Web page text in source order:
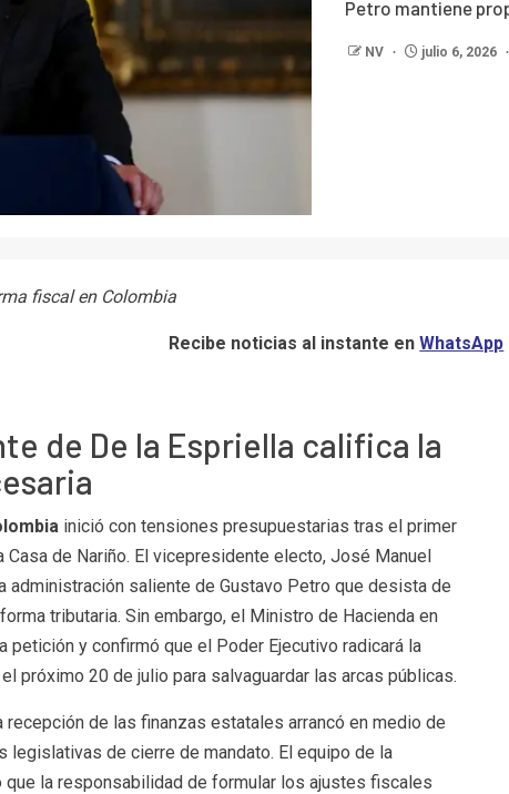
Petro mantiene
NV julio 6, 2026
fiscal en Colombia
Recibe noticias al instante enWhatsApp
de De la Espriella califica la
inició con tensiones presupuestarias tras el primer
de Nariño. El vicepresidente electo, José Manuel
administración saliente de Gustavo Petro que desista de
tributaria. Sin embargo, el Ministro de Hacienda en
petición y confirmó que el Poder Ejecutivo radicará la
próximo 20 de julio para salvaguardar las arcas públicas.
de las finanzas estatales arrancó en medio de
de cierre de mandato. El equipo de la
que la responsabilidad de formular los ajustes fiscales